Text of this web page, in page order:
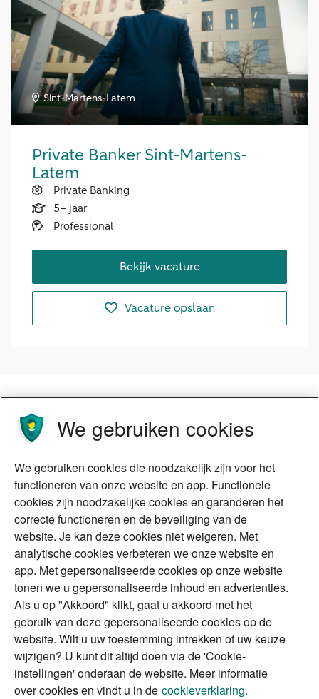
Sint-Martens-Latem
Private Banker Sint-Martens-
Latem
Private Banking
5+ jaar
Professional
Bekijk vacature
Vacature opslaan
We gebruiken cookies
We gebruiken cookies die noodzakelijk zijn voor het
functioneren van onze website en app. Functionele
cookies zijn noodzakelijke cookies en garanderen het
correcte functioneren en de beveiliging van de
website. Je kan deze cookies niet weigeren. Met
analytische cookies verbeteren we onze website en
app. Met gepersonaliseerde cookies op onze website
tonen we u gepersonaliseerde inhoud en advertenties.
Als u op "Akkoord" klikt, gaat u akkoord met het
gebruik van deze gepersonaliseerde cookies op de
website. Wilt u uw toestemming intrekken of uw keuze
wijzigen? U kunt dit altijd doen via de 'Cookie-
instellingen' onderaan de website. Meer informatie
over cookies en vindt u in de cookieverklaring.